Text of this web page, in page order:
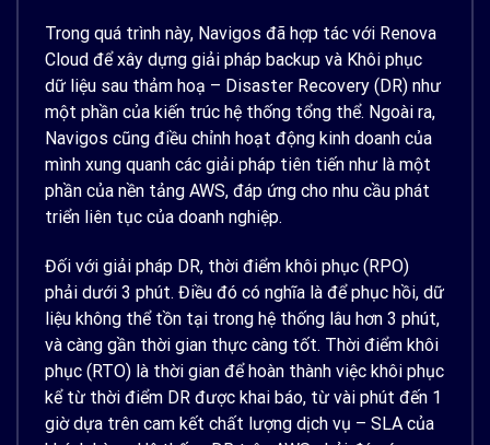
Trong quá trình này, Navigos đã hợp tác với Renova
Cloud để xây dựng giải pháp backup và Khôi phục
dữ liệu sau thảm hoạ – Disaster Recovery (DR) như
một phần của kiến trúc hệ thống tổng thể. Ngoài ra,
Navigos cũng điều chỉnh hoạt động kinh doanh của
mình xung quanh các giải pháp tiên tiến như là một
phần của nền tảng AWS, đáp ứng cho nhu cầu phát
triển liên tục của doanh nghiệp.
Đối với giải pháp DR, thời điểm khôi phục (RPO)
phải dưới 3 phút. Điều đó có nghĩa là để phục hồi, dữ
liệu không thể tồn tại trong hệ thống lâu hơn 3 phút,
và càng gần thời gian thực càng tốt. Thời điểm khôi
phục (RTO) là thời gian để hoàn thành việc khôi phục
kể từ thời điểm DR được khai báo, từ vài phút đến 1
giờ dựa trên cam kết chất lượng dịch vụ – SLA của